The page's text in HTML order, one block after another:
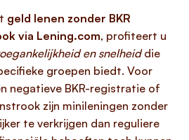
geld lenen zonder BKR
via Lening.com, profiteert u
en snelheiddie
groepen biedt. Voor
negatieve BKR-registratie of
zijn minileningen zonder
te verkrijgen dan reguliere